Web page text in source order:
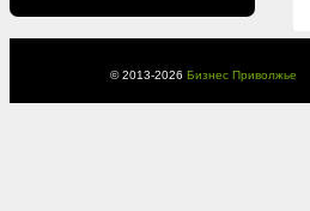
© 2013-2026 Бизнес Приволжье